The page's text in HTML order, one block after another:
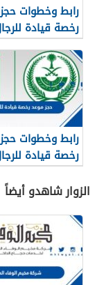
رابط وخطوات
رخصة قيادة
1445
رابط وخطوات
رخصة قيادة
1445
الزوار شاهدو أيضاً